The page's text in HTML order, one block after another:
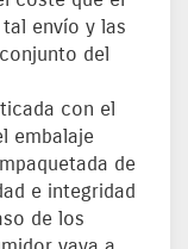
envío y las
del
con el
embalaje
de
e integridad
de los